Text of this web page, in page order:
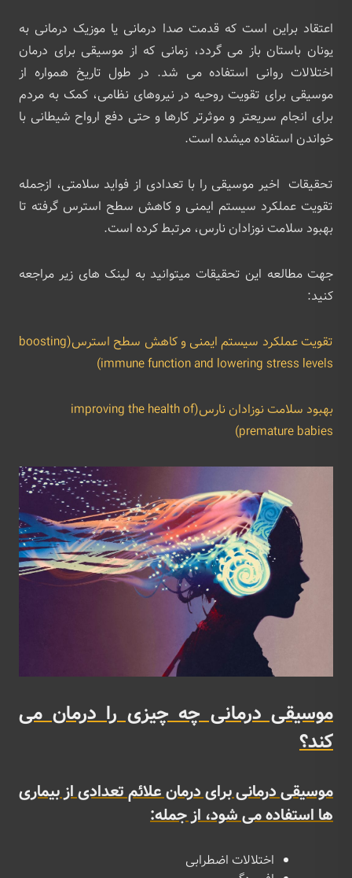
اعتقاد براین است که قدمت صدا درمانی یا موزیک درمانی به
یونان باستان باز می گردد، زمانی که از موسیقی برای درمان
اختلالات روانی استفاده می شد. در طول تاریخ همواره از
موسیقی برای تقویت روحیه در نیروهای نظامی، کمک به مردم
برای انجام سریعتر و موثرتر کارها و حتی دفع ارواح شیطانی با
خواندن استفاده میشده است.
تحقیقات اخیر موسیقی را با تعدادی از فواید سلامتی، ازجمله
تقویت عملکرد سیستم ایمنی و کاهش سطح استرس گرفته تا
بهبود سلامت نوزادان نارس، مرتبط کرده است.
جهت مطالعه این تحقیقات میتوانید به لینک های زیر مراجعه
کنید:
تقویت عملکرد سیستم ایمنی و کاهش سطح استرس(boosting
immune function and lowering stress levels)
بهبود سلامت نوزادان نارس(improving the health of
premature babies)
موسیقی درمانی چه چیزی را درمان می
کند؟
موسیقی درمانی برای درمان علائم تعدادی از بیماری
ها استفاده می شود، از جمله:
اختلالات اضطرابی